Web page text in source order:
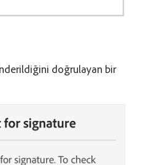
doğrulayan bir